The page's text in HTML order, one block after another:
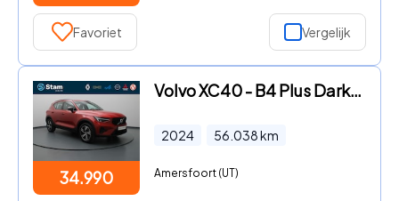
Favoriet Vergelijk
34.990
Volvo XC40 - B4 Plus Dark 200pk Harman Kardon | Camera | Stoel-/stuurverw
2024 56.038km
Amersfoort (UT)